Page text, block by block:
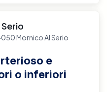
Mornico Al Serio
e
o inferiori